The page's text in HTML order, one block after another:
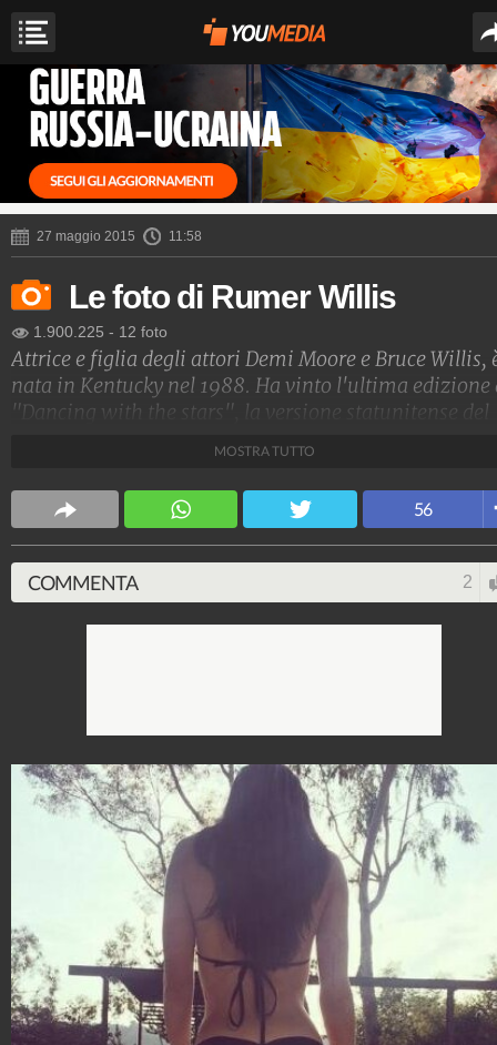
27 maggio 2015 11:58
Le foto di Rumer Willis
1.900.225 - 12 foto
Attrice e figlia degli attori Demi Moore e Bruce Willis,
nata in Kentucky nel 1988. Ha vinto l'ultima edizione
"Dancing with the stars", la versione statunitense del
Spettacolo Fanpage
4.053.323.897 9.453 video 76.076 foto
MOSTRA TUTTO
56
COMMENTA 2